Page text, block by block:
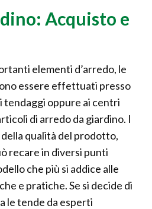
Acquisto e
elementi d’arredo, le
essere effettuati presso
tendaggi oppure ai centri
di arredo da giardino. I
qualità del prodotto,
recare in diversi punti
che più si addice alle
e pratiche. Se si decide di
le tende da esperti